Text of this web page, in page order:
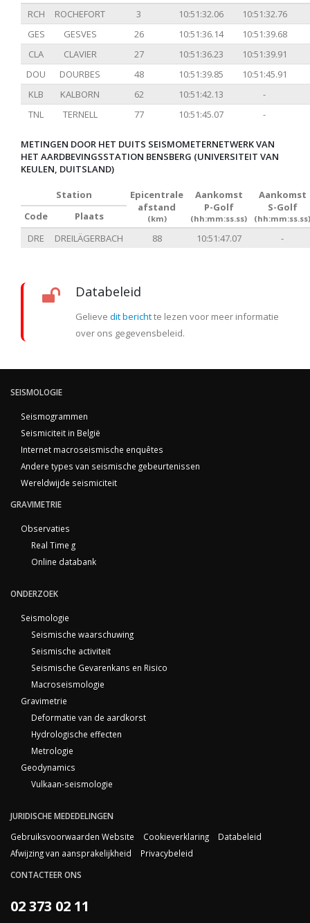
RCH
ROCHEFORT 3 10:51:32.06
10:51:32.76
GES
GESVES 26 10:51:36.14
10:51:39.68
CLA
CLAVIER 27 10:51:36.23
10:51:39.91
DOU
DOURBES 48 10:51:39.85
10:51:45.91
KLB
KALBORN 62 10:51:42.13
-
TNL
TERNELL 77 10:51:45.07 -
METINGEN DOOR HET DUITS SEISMOMETERNETWERK VAN
HET AARDBEVINGSSTATION BENSBERG (UNIVERSITEIT VAN
KEULEN, DUITSLAND)
Station
Epicentrale
afstand
(km)
Aankomst
P-Golf
(hh:mm:ss.ss)
Aankomst
S-Golf
(hh:mm:ss.ss)
Code
Plaats
DRE
DREILÄGERBACH 88 10:51:47.07 -
Databeleid
Gelieve dit berichtte lezen voor meer informatie
over ons gegevensbeleid.
SEISMOLOGIE
Seismogrammen
Seismiciteit in België
Internet macroseismische enquêtes
Andere types van seismische gebeurtenissen
Wereldwijde seismiciteit
GRAVIMETRIE
Observaties
Real Time g
Online databank
ONDERZOEK
Seismologie
Seismische waarschuwing
Seismische activiteit
Seismische Gevarenkans en Risico
Macroseismologie
Gravimetrie
Deformatie van de aardkorst
Hydrologische effecten
Metrologie
Geodynamics
Vulkaan-seismologie
JURIDISCHE MEDEDELINGEN
Gebruiksvoorwaarden Website
Cookieverklaring
Databeleid
Afwijzing van aansprakelijkheid
Privacybeleid
CONTACTEER ONS
02 373 02 11